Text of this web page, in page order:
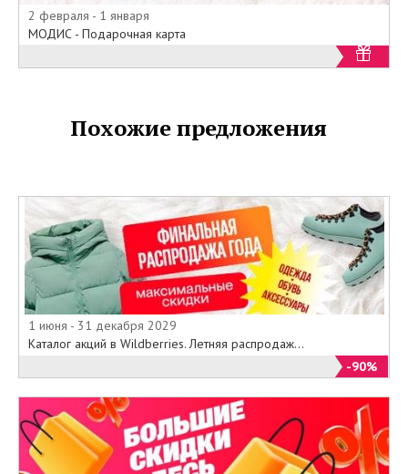
2 февраля - 1 января
МОДИС - Подарочная карта
Похожие предложения
1 июня - 31 декабря 2029
Каталог акций в Wildberries. Летняя распродаж...
-90%